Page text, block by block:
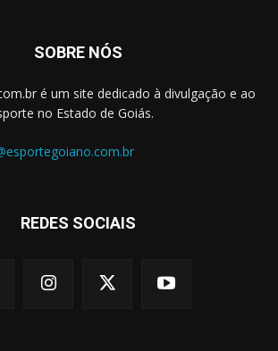
SOBRE NÓS
é um site dedicado à divulgação e ao
no Estado de Goiás.
REDES SOCIAIS